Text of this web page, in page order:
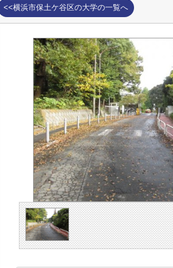
<<横浜市保土ケ谷区の大学の一覧へ